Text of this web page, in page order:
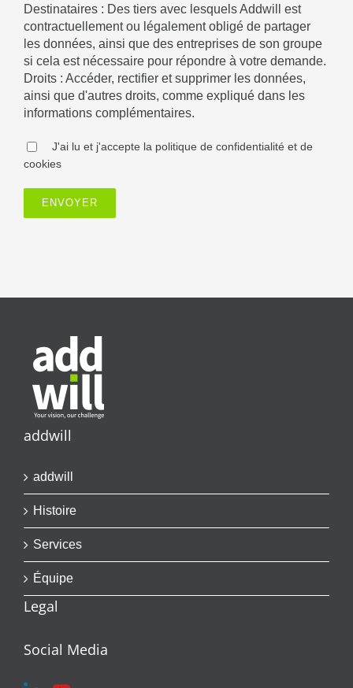
Destinataires : Des tiers avec lesquels Addwill est
contractuellement ou légalement obligé de partager
les données, ainsi que des entreprises de son groupe
si cela est nécessaire pour répondre à votre demande.
Droits : Accéder, rectifier et supprimer les données,
ainsi que d'autres droits, comme expliqué dans les
informations complémentaires.
J'ai lu et j'accepte la politique de confidentialité et de
cookies
addwill
addwill
Histoire
Services
Équipe
Legal
Social Media